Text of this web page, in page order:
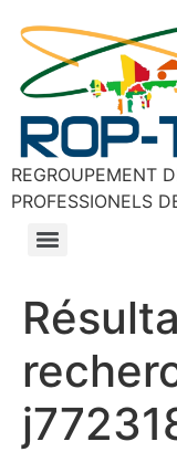
REGROUPEMENT
PROFESSIONELS